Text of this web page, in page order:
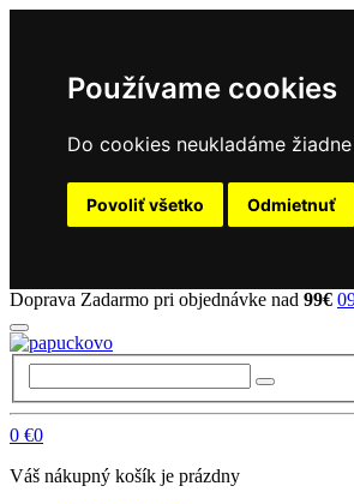
Používame cookies
Do cookies neukladáme
Povoliť všetko Odmietnuť
Doprava Zadarmo pri objednávke nad 99€
0 €0
Váš nákupný košík je prázdny